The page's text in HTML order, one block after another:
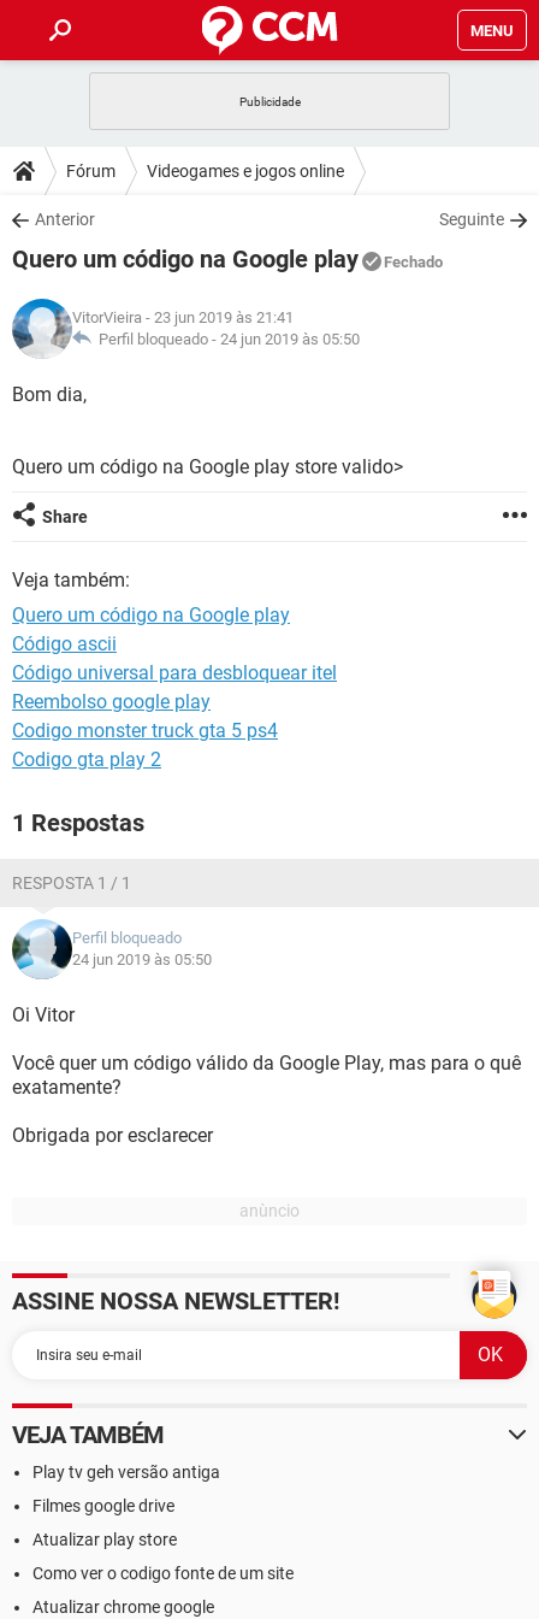
MENU
CELULAR FACEBOOK
OUTLOOK
INSTAGRAM GMAIL
GUIA DE COMPRAS
DICAS
JOGOS WHATSAPP
INSTAGRAM GMAIL
GUIA DE COMPRAS
DOWNLOADS
JOGOS WHATSAPP
CELULAR
OUTLOOK EXCEL
INSTAGRAM
FÓRUM
JOGOS WHATSAPP
CELULAR
OUTLOOK
GLOSSÁRIO
JOGOS
OUTLOOK EXCEL
INSTAGRAM
Fórum Videogames e jogos online
Anterior Seguinte
Quero um código na Google play Fechado
VitorVieira - 23 jun 2019 às 21:41
Perfil bloqueado - 24 jun 2019 às 05:50
Bom dia,
Quero um código na Google play store valido>
Share
Veja também:
Quero um código na Google play
Código ascii
Código universal para desbloquear itel
Reembolso google play
Codigo monster truck gta 5 ps4
Codigo gta play 2
1 Respostas
RESPOSTA 1 / 1
Perfil bloqueado
24 jun 2019 às 05:50
Oi Vitor
Você quer um código válido da Google Play, mas para o quê
exatamente?
Obrigada por esclarecer
ASSINE NOSSA NEWSLETTER!
VEJA TAMBÉM
Play tv geh versão antiga
Filmes google drive
Atualizar play store
Como ver o codigo fonte de um site
Atualizar chrome google